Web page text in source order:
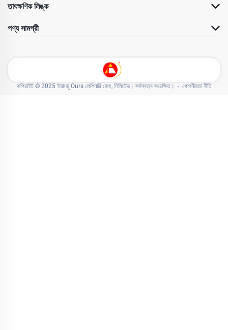
তাৎক্ষণিক লিঙ্ক
পণ্য সামগ্রী
কপিরাইট © 2025 ইয়াংজু Ours মেশিনারি কোং, লিমিটেড। সর্বস্বত্ব সংরক্ষিত। - গোপনীয়তা নীতি